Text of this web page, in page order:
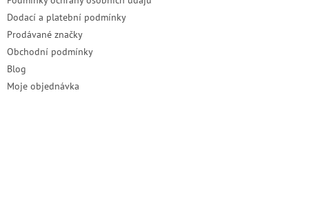
Dodací a platební podmínky
Prodávané značky
Obchodní podmínky
Blog
Moje objednávka